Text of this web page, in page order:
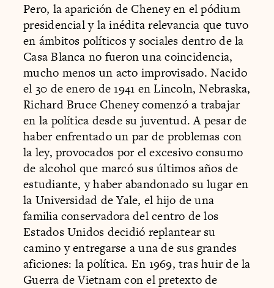
Pero, la aparición de Cheney en el pódium
presidencial y la inédita relevancia que tuvo
en ámbitos políticos y sociales dentro de la
Casa Blanca no fueron una coincidencia,
mucho menos un acto improvisado. Nacido
el 30 de enero de 1941 en Lincoln, Nebraska,
Richard Bruce Cheney comenzó a trabajar
en la política desde su juventud. A pesar de
haber enfrentado un par de problemas con
la ley, provocados por el excesivo consumo
de alcohol que marcó sus últimos años de
estudiante, y haber abandonado su lugar en
la Universidad de Yale, el hijo de una
familia conservadora del centro de los
Estados Unidos decidió replantear su
camino y entregarse a una de sus grandes
aficiones: la política. En 1969, tras huir de la
Guerra de Vietnam con el pretexto de